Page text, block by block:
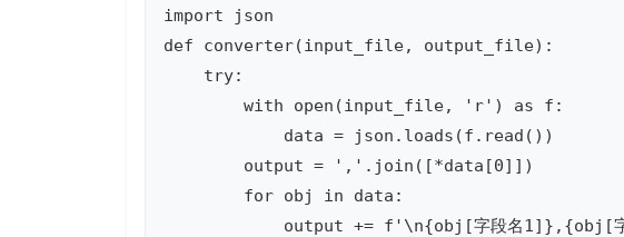
import json
def converter(input_file, output_file):
try:
with open(input_file, 'r') as f:
data = json.loads(f.read())
output = ','.join([*data[0]])
for obj in data:
output += f'\n{obj[字段名1]},{obj[字段